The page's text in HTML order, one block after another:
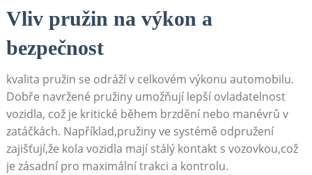
Vliv pružin na výkon a
⁤bezpečnost
kvalita pružin se odráží‌ v ‍celkovém výkonu automobilu.
Dobře navržené pružiny umožňují ⁤lepší ovladatelnost
vozidla, což je kritické během brzdění nebo‌ manévrů ⁤v
zatáčkách. Například,pružiny​ ve systémě odpružení
⁣zajišťují,že ⁢kola⁤ vozidla mají stálý ​kontakt s‍ vozovkou,což
‍je zásadní pro maximální ‍trakci a kontrolu.